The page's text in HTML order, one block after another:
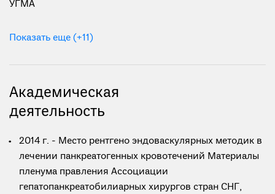
УГМА
Показать еще (+11)
Академическая
деятельность
2014 г. - Место рентгено эндоваскулярных методик в
лечении панкреатогенных кровотечений Материалы
пленума правления Ассоциации
гепатопанкреатобилиарных хирургов стран СНГ,